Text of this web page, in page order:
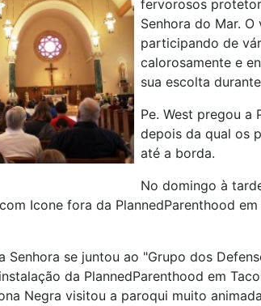
fervorosos
Senhora do Mar.
participando de
calorosamente e
sua escolta
Pe. West pregou a
depois da qual os
até a borda.
No domingo à
Icone fora da PlannedParenthood
Senhora se juntou ao "Grupo dos
da PlannedParenthood em
Negra visitou a paroqui muito